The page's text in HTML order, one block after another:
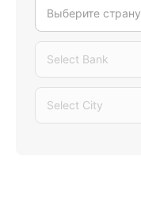
Выберите страну
Select Bank
Select City